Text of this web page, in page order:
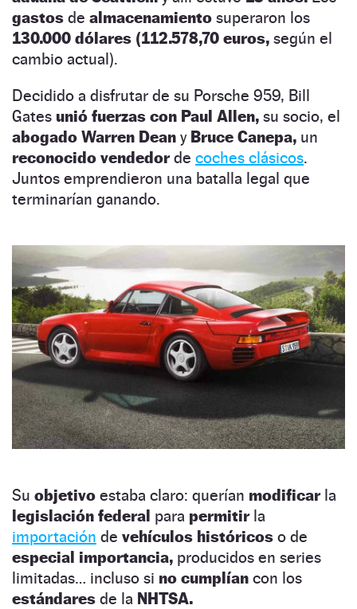
gastos de almacenamiento superaron los
130.000 dólares (112.578,70 euros, según el
cambio actual).
Decidido a disfrutar de su Porsche 959, Bill
Gates unió fuerzas con Paul Allen, su socio, el
abogado Warren Dean y Bruce Canepa, un
reconocido vendedorde coches clásicos.
Juntos emprendieron una batalla legal que
terminarían ganando.
Su objetivo estaba claro: querían modificar la
legislación federal para permitir la
importación de vehículos históricos o de
especial importancia, producidos en series
limitadas… incluso si no cumplían con los
estándares de la NHTSA.